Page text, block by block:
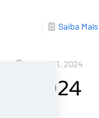
Saiba Mais
Junho 11, 2024
2024